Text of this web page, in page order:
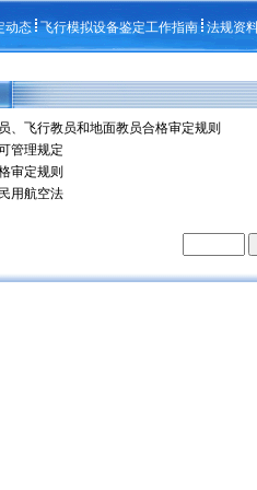
动态 飞行模拟设备鉴定工作指南 法规资
、飞行教员和地面教员合格审定规则
管理规定
审定规则
用航空法